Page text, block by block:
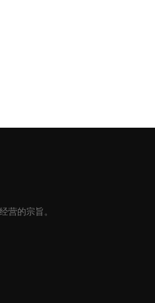
营的宗旨。